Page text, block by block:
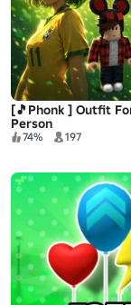
[🎵Phonk ] Outfit
Person
74% 197